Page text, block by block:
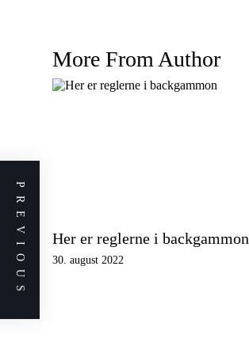
More From Author
Her er reglerne i backgammon
30. august 2022
PREVIOUS